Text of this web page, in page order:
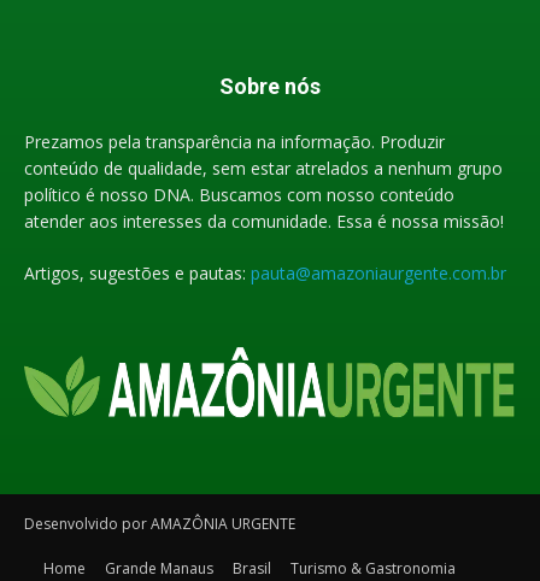
Sobre nós
Prezamos pela transparência na informação. Produzir
conteúdo de qualidade, sem estar atrelados a nenhum grupo
político é nosso DNA. Buscamos com nosso conteúdo
atender aos interesses da comunidade. Essa é nossa missão!
Artigos, sugestões e pautas: pauta@amazoniaurgente.com.br
Desenvolvido por AMAZÔNIA URGENTE
Home Grande Manaus Brasil Turismo & Gastronomia